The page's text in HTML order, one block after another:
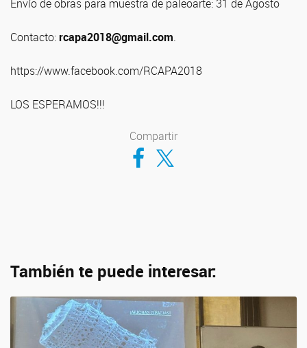
Envío de obras para muestra de paleoarte: 31 de Agosto
Contacto:rcapa2018@gmail.com.
https://www.facebook.com/RCAPA2018
LOS ESPERAMOS!!!
Compartir
Compartir en Facebook
Compartir en Twitter
También te puede interesar: